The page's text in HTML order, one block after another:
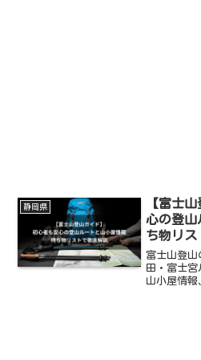
静岡県
【富士
心の登山
ち物リス
富士山登山
田・富士宮
山小屋情報